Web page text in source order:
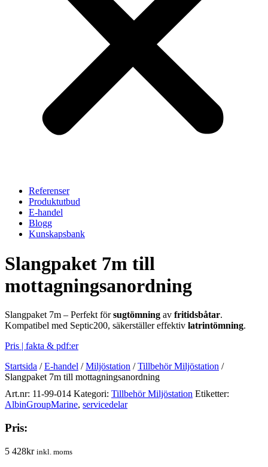
Referenser
Produktutbud
E-handel
Blogg
Kunskapsbank
Slangpaket 7m till
mottagningsanordning
Slangpaket 7m – Perfekt försugtömning av fritidsbåtar.
Kompatibel med Septic200, säkerställer effektiv latrintömning.
Pris | fakta & pdf:er
Startsida /E-handel /Miljöstation /Tillbehör Miljöstation /
Slangpaket 7m till mottagningsanordning
Art.nr: 11-99-014 Kategori: Tillbehör Miljöstation Etiketter:
AlbinGroupMarine, servicedelar
Pris:
5 428kr inkl. moms